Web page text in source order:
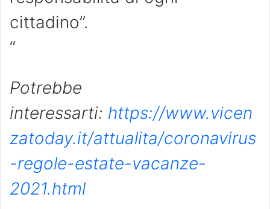
cittadino”.
“
Potrebbe
interessarti: https://www.vicen
zatoday.it/attualita/coronavirus
-regole-estate-vacanze-
2021.html